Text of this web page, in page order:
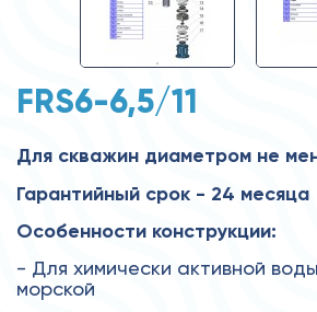
FRS6-6,5/11
Для скважин диаметром не
Гарантийный срок - 24 месяца
Особенности конструкции:
- Для химически активной
морской